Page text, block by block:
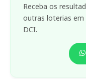
Receba os
outras loterias em
DCI.